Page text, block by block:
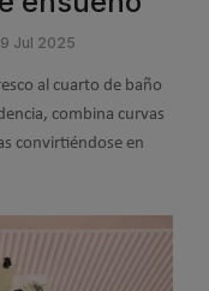
Jul 2025
al cuarto de baño
combina curvas
convirtiéndose en